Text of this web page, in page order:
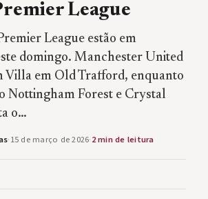
League
League estão em
domingo. Manchester United
Villa em Old Trafford, enquanto
Nottingham Forest e Crystal
o…
·15 de março de 2026·2 min de leitura